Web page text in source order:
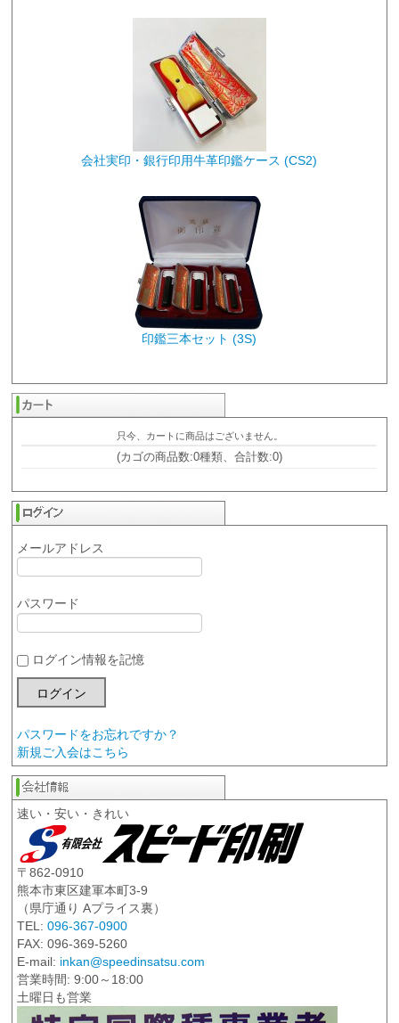
会社実印・銀行印用牛革印鑑ケース (CS2)
印鑑三本セット (3S)
只今、カートに商品はございません。
(カゴの商品数:0種類、合計数:0)
メールアドレス
パスワード
ログイン情報を記憶
パスワードをお忘れですか？
新規ご入会はこちら
速い・安い・きれい
〒862-0910
熊本市東区建軍本町3-9
（県庁通り Aプライス裏）
TEL:096-367-0900
FAX: 096-369-5260
E-mail: inkan@speedinsatsu.com
営業時間: 9:00～18:00
土曜日も営業